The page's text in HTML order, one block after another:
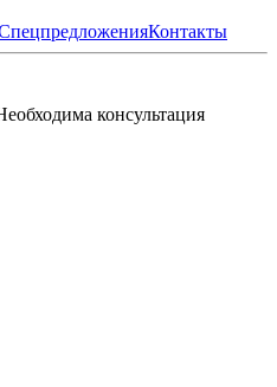
Контакты
консультация